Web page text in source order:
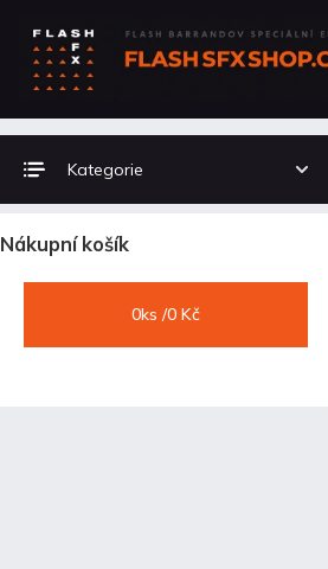
Kategorie
Nákupní košík
0ks /0 Kč